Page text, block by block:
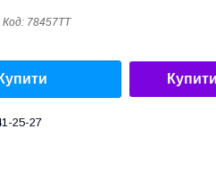
Код: 78457ТТ
Купити
25-27